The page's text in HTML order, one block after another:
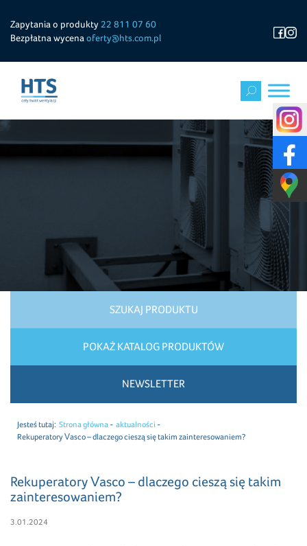
Zapytania o produkty 22 811 07 60
Bezpłatna wycena oferty@hts.com.pl
SZUKAJ PRODUKTU
POKAŻ KATALOG PRODUKTÓW
NEWSLETTER
Jesteś tutaj: Strona główna
aktualności
Rekuperatory Vasco – dlaczego cieszą się takim zainteresowaniem?
Rekuperatory Vasco – dlaczego cieszą się takim
zainteresowaniem?
3.01.2024